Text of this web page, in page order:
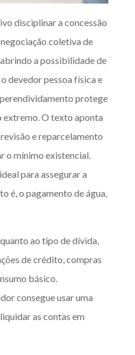
disciplinar a concessão
coletiva de
a possibilidade de
devedor pessoa física e
protege
extremo. O texto aponta
e reparcelamento
o mínimo existencial.
para assegurar a
é, o pagamento de água,
ao tipo de dívida,
de crédito, compras
básico.
consegue usar uma
as contas em